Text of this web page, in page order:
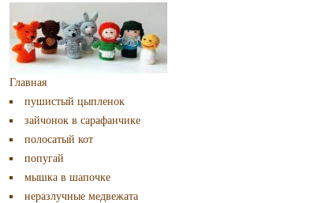
Главная
пушистый цыпленок
зайчонок в сарафанчике
полосатый кот
попугай
мышка в шапочке
неразлучные медвежата